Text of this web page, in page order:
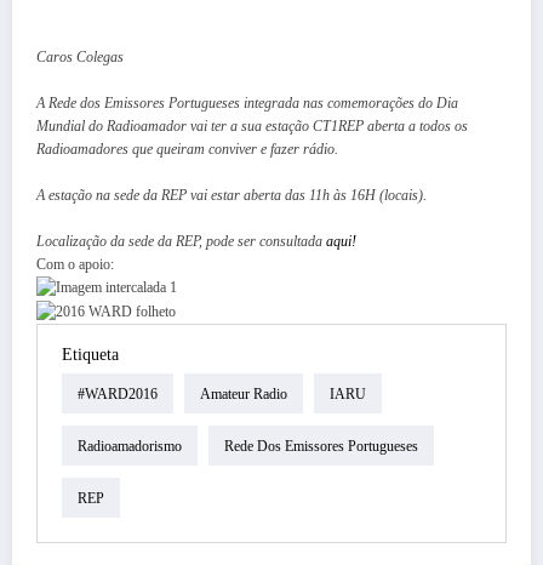
Caros Colegas
A Rede dos Emissores Portugueses integrada nas comemorações do Dia
Mundial do Radioamador vai ter a sua estação CT1REP aberta a todos os
Radioamadores que queiram conviver e fazer rádio.
A estação na sede da REP vai estar aberta das 11h às 16H (locais).
Localização da sede da REP, pode ser consultada aqui!
​Com o apoio:​
Etiqueta
#WARD2016 Amateur Radio IARU
Radioamadorismo Rede Dos Emissores Portugueses
REP